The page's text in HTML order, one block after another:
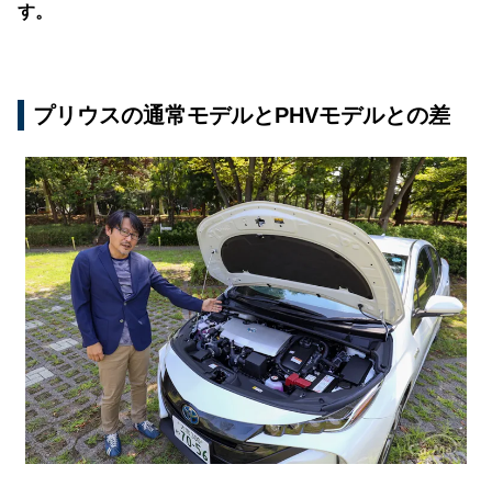
す。
プリウスの通常モデルとPHVモデルとの差